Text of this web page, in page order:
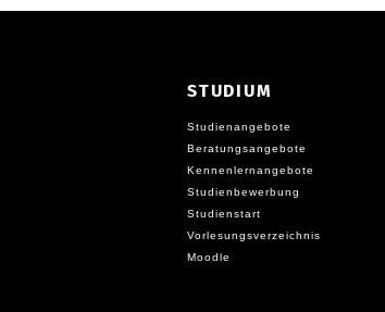
STUDIUM
Studienangebote
Beratungsangebote
Kennenlernangebote
Studienbewerbung
Studienstart
Vorlesungsverzeichnis
Moodle